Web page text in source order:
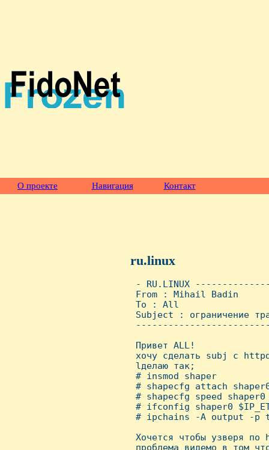
О проекте Навигация Контакт
ru.linux
- RU.LINUX
From : Mihail Badin
To : All
Subject : ограничение
Привет ALL!
хочу сделать subj с
lделаю так;
# insmod shaper
# shapecfg attach
# shapecfg speed shaper0
# ifconfig shaper0
# ipchains -A output -p
Хочется чтобы узверя
проблема видемо в том